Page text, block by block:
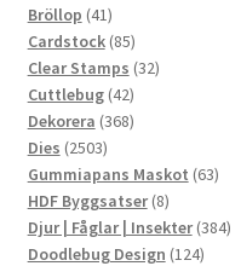
Bröllop 4141
produkter
Cardstock 8585
produkter
Clear Stamps 3232
Cuttlebug 4242
produkter
Dekorera 368368
Dies 25032503
produkter
Gummiapans Maskot 6363
HDF Byggsatser 88
produkter
Djur | Fåglar | Insekter 384384
Doodlebug Design 124124